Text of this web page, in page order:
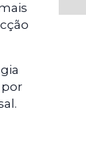
por